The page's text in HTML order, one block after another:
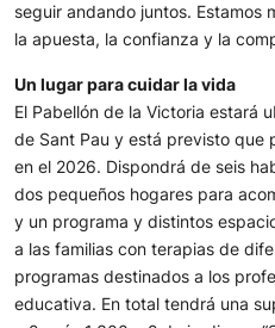
seguir andando juntos. Estamos
la apuesta, la confianza y la
Un lugar para cuidar la vida
El Pabellón de la Victoria estará
de Sant Pau y está previsto que
en el 2026. Dispondrá de seis
dos pequeños hogares para
y un programa y distintos
a las familias con terapias de
programas destinados a los
educativa. En total tendrá una